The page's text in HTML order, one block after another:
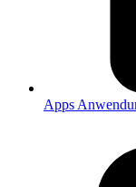
Apps